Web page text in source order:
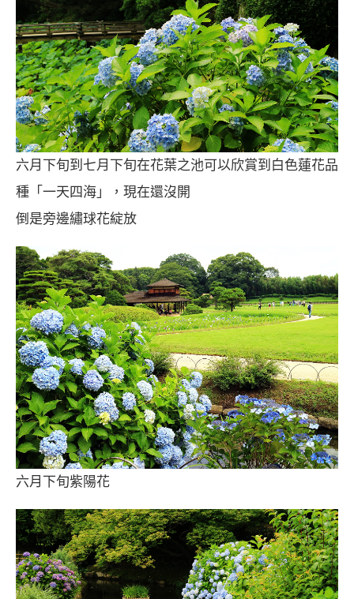
六月下旬到七月下旬在花葉之池可以欣賞到白色蓮花品
種「一天四海」，現在還沒開
倒是旁邊繡球花綻放
六月下旬紫陽花